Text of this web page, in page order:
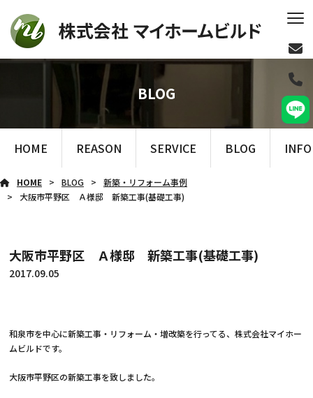
BLOG
HOME REASON SERVICE BLOG
HOME BLOG
新築・リフォーム事例
大阪市平野区 Ａ様邸 新築工事(基礎工事)
大阪市平野区 Ａ様邸 新築工事(基礎工事)
2017.09.05
和泉市を中心に新築工事・リフォーム・増改築を行ってる、株式会社マイホー
ムビルドです。
大阪市平野区の新築工事を致しました。